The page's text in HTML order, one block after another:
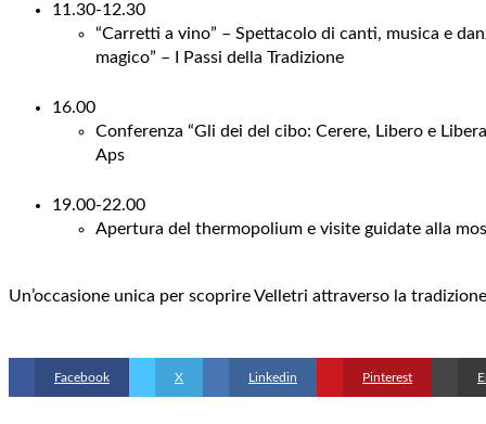
11.30-12.30
“Carretti a vino” – Spettacolo di canti, musica e
magico” – I Passi della Tradizione
16.00
Conferenza “Gli dei del cibo: Cerere, Libero e
Aps
19.00-22.00
Apertura del thermopolium e visite guidate alla
Un’occasione unica per scoprire Velletri attraverso la
Facebook X Linkedin Pinterest